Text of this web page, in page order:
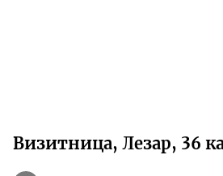
Визитница, Лезар, 36